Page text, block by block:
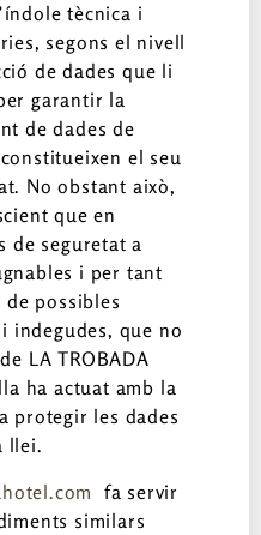
tècnica i
segons el nivell
de dades que li
garantir la
de dades de
el seu
No obstant això,
que en
de seguretat a
i per tant
de possibles
indegudes, que no
LA TROBADA
ha actuat amb la
protegir les dades
llei.
fa servir
similars